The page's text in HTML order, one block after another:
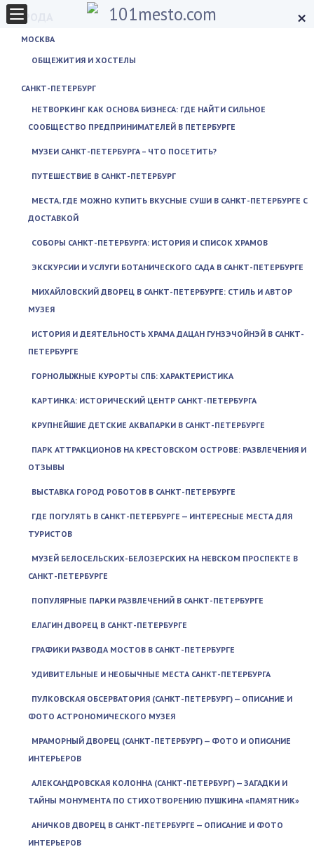
×
ГОРОДА
МОСКВА
ОБЩЕЖИТИЯ И ХОСТЕЛЫ
САНКТ-ПЕТЕРБУРГ
НЕТВОРКИНГ КАК ОСНОВА БИЗНЕСА: ГДЕ НАЙТИ СИЛЬНОЕ
СООБЩЕСТВО ПРЕДПРИНИМАТЕЛЕЙ В ПЕТЕРБУРГЕ
МУЗЕИ САНКТ-ПЕТЕРБУРГА – ЧТО ПОСЕТИТЬ?
ПУТЕШЕСТВИЕ В САНКТ-ПЕТЕРБУРГ
МЕСТА, ГДЕ МОЖНО КУПИТЬ ВКУСНЫЕ СУШИ В САНКТ-ПЕТЕРБУРГЕ С
ДОСТАВКОЙ
СОБОРЫ САНКТ-ПЕТЕРБУРГА: ИСТОРИЯ И СПИСОК ХРАМОВ
ЭКСКУРСИИ И УСЛУГИ БОТАНИЧЕСКОГО САДА В САНКТ-ПЕТЕРБУРГЕ
МИХАЙЛОВСКИЙ ДВОРЕЦ В САНКТ-ПЕТЕРБУРГЕ: СТИЛЬ И АВТОР
МУЗЕЯ
ИСТОРИЯ И ДЕЯТЕЛЬНОСТЬ ХРАМА ДАЦАН ГУНЗЭЧОЙНЭЙ В САНКТ-
ПЕТЕРБУРГЕ
ГОРНОЛЫЖНЫЕ КУРОРТЫ СПБ: ХАРАКТЕРИСТИКА
КАРТИНКА: ИСТОРИЧЕСКИЙ ЦЕНТР САНКТ-ПЕТЕРБУРГА
КРУПНЕЙШИЕ ДЕТСКИЕ АКВАПАРКИ В САНКТ-ПЕТЕРБУРГЕ
ПАРК АТТРАКЦИОНОВ НА КРЕСТОВСКОМ ОСТРОВЕ: РАЗВЛЕЧЕНИЯ И
ОТЗЫВЫ
ВЫСТАВКА ГОРОД РОБОТОВ В САНКТ-ПЕТЕРБУРГЕ
ГДЕ ПОГУЛЯТЬ В САНКТ-ПЕТЕРБУРГЕ — ИНТЕРЕСНЫЕ МЕСТА ДЛЯ
ТУРИСТОВ
МУЗЕЙ БЕЛОСЕЛЬСКИХ-БЕЛОЗЕРСКИХ НА НЕВСКОМ ПРОСПЕКТЕ В
САНКТ-ПЕТЕРБУРГЕ
ПОПУЛЯРНЫЕ ПАРКИ РАЗВЛЕЧЕНИЙ В САНКТ-ПЕТЕРБУРГЕ
ЕЛАГИН ДВОРЕЦ В САНКТ-ПЕТЕРБУРГЕ
ГРАФИКИ РАЗВОДА МОСТОВ В САНКТ-ПЕТЕРБУРГЕ
УДИВИТЕЛЬНЫЕ И НЕОБЫЧНЫЕ МЕСТА САНКТ-ПЕТЕРБУРГА
ПУЛКОВСКАЯ ОБСЕРВАТОРИЯ (САНКТ-ПЕТЕРБУРГ) — ОПИСАНИЕ И
ФОТО АСТРОНОМИЧЕСКОГО МУЗЕЯ
МРАМОРНЫЙ ДВОРЕЦ (САНКТ-ПЕТЕРБУРГ) — ФОТО И ОПИСАНИЕ
ИНТЕРЬЕРОВ
АЛЕКСАНДРОВСКАЯ КОЛОННА (САНКТ-ПЕТЕРБУРГ) — ЗАГАДКИ И
ТАЙНЫ МОНУМЕНТА ПО СТИХОТВОРЕНИЮ ПУШКИНА «ПАМЯТНИК»
АНИЧКОВ ДВОРЕЦ В САНКТ-ПЕТЕРБУРГЕ — ОПИСАНИЕ И ФОТО
ИНТЕРЬЕРОВ